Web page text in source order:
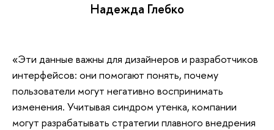
Надежда Глебко
«Эти данные важны для дизайнеров и разработчиков
интерфейсов: они помогают понять, почему
пользователи могут негативно воспринимать
изменения. Учитывая синдром утенка, компании
могут разрабатывать стратегии плавного внедрения